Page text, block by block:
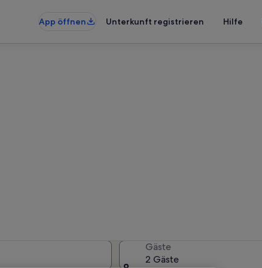
App öffnen
Unterkunft registrieren Hilfe
Gäste
2 Gäste